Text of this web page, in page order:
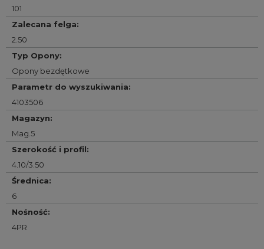
101
Zalecana felga:
2.50
Typ Opony:
Opony bezdętkowe
Parametr do wyszukiwania:
4103506
Magazyn:
Mag.5
Szerokość i profil:
4.10/3.50
Średnica:
6
Nośność:
4PR